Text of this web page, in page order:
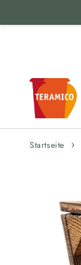
Zum Inhalt
Startseite
springen